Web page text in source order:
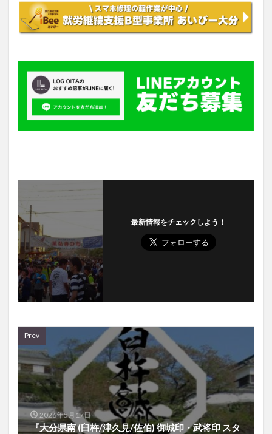
最新情報をチェックしよう！
Prev
2026年5月17日
『大分県南 (臼杵/津久見/佐伯) 御城印・武将印 スタ